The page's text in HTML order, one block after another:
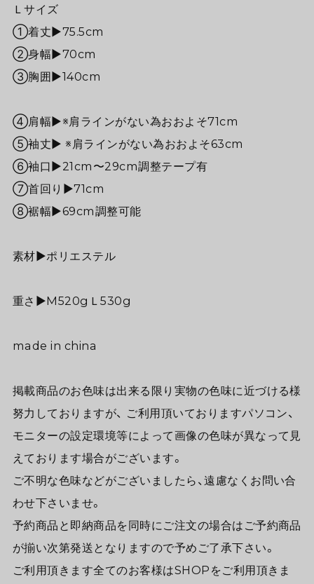
Ｌサイズ
①着丈▶︎75.5cm
②身幅▶︎70cm
③胸囲▶140cm
④肩幅▶※肩ラインがない為おおよそ71cm
⑤袖丈▶ ※肩ラインがない為おおよそ63cm
⑥袖口▶︎21cm〜29cm調整テープ有
⑦首回り▶71cm
⑧裾幅▶69cm調整可能
素材▶︎ポリエステル
重さ▶︎M520gＬ530g
made in china
掲載商品のお色味は出来る限り実物の色味に近づける様
努力しておりますが、 ご利用頂いておりますパソコン、
モニターの設定環境等によって画像の色味が異なって見
えております場合がございます。
ご不明な色味などがございましたら、遠慮なくお問い合
わせ下さいませ。
予約商品と即納商品を同時にご注文の場合はご予約商品
が揃い次第発送となりますので予めご了承下さい。
ご利用頂きます全てのお客様はSHOPをご利用頂きま